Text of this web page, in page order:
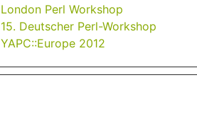
London Perl Workshop
15. Deutscher Perl-Workshop
YAPC::Europe 2012